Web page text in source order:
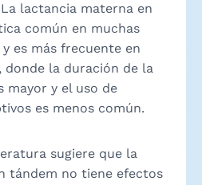
lactancia materna en
común en muchas
es más frecuente en
donde la duración de la
mayor y el uso de
es menos común.
sugiere que la
tándem no tiene efectos